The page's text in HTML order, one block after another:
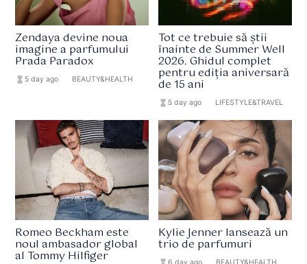
Zendaya devine noua
imagine a parfumului
Prada Paradox
hourglass_full 5 day ago BEAUTY&HEALTH
Tot ce trebuie să știi
înainte de Summer Well
2026. Ghidul complet
pentru ediția aniversară
de 15 ani
hourglass_full 5 day ago LIFESTYLE&TRAVEL
Romeo Beckham este
noul ambasador global
al Tommy Hilfiger
Kylie Jenner lansează un
trio de parfumuri